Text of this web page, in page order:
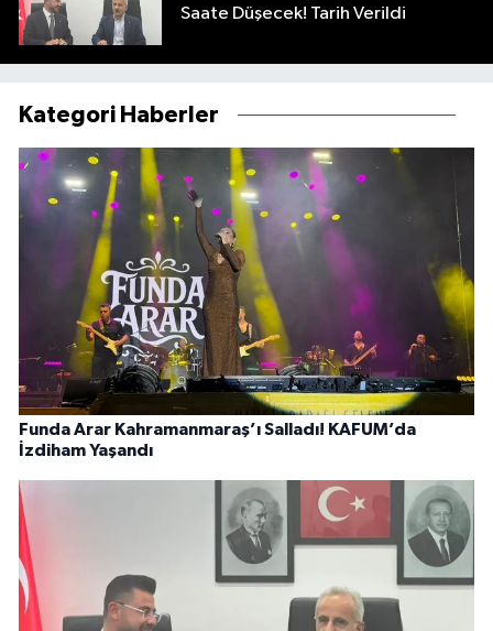
Saate Düşecek! Tarih Verildi
Kategori Haberler
Funda Arar Kahramanmaraş’ı Salladı! KAFUM’da
İzdiham Yaşandı